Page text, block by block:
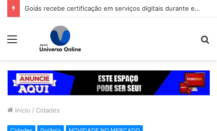
Goiás recebe certificação em serviços digitais durante evento de tecnologia pública
Menu
Início / Cidades